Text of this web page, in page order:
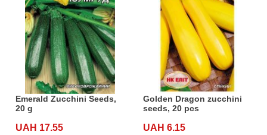
Emerald Zucchini Seeds,
20 g
UAH 17.55
Golden Dragon zucchini
seeds, 20 pcs
UAH 6.15